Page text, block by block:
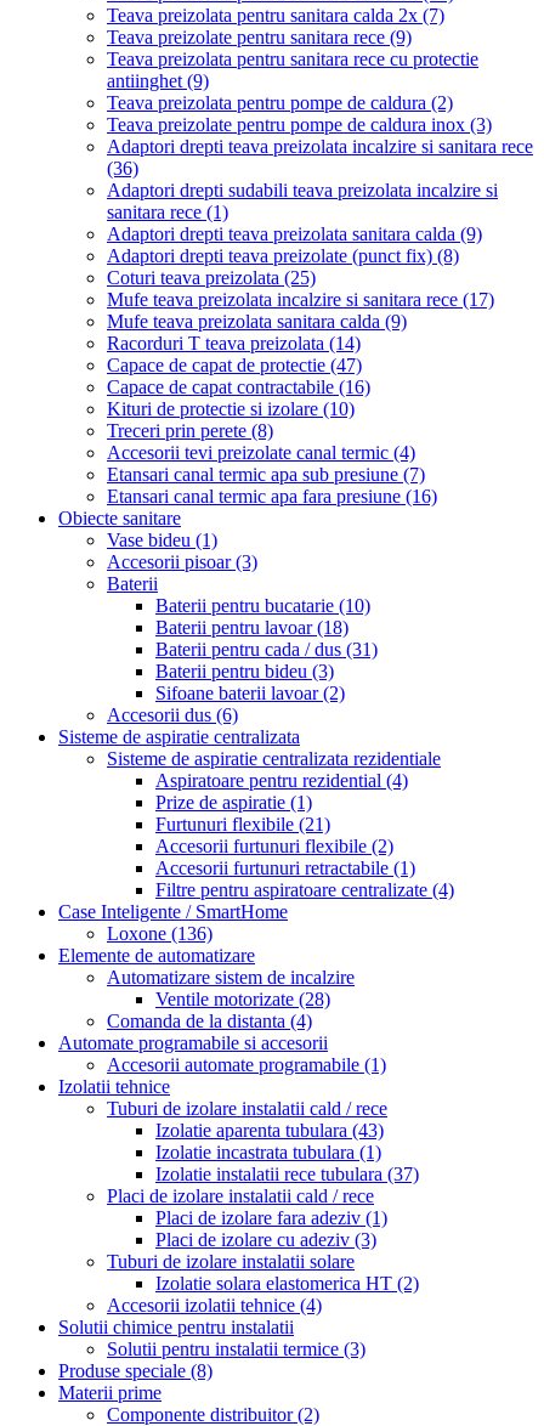
Teava preizolata pentru sanitara calda 2x (7)
Teava preizolate pentru sanitara rece (9)
Teava preizolata pentru sanitara rece cu protectie
antiinghet (9)
Teava preizolata pentru pompe de caldura (2)
Teava preizolate pentru pompe de caldura inox (3)
Adaptori drepti teava preizolata incalzire si sanitara rece
(36)
Adaptori drepti sudabili teava preizolata incalzire si
sanitara rece (1)
Adaptori drepti teava preizolata sanitara calda (9)
Adaptori drepti teava preizolate (punct fix) (8)
Coturi teava preizolata (25)
Mufe teava preizolata incalzire si sanitara rece (17)
Mufe teava preizolata sanitara calda (9)
Racorduri T teava preizolata (14)
Capace de capat de protectie (47)
Capace de capat contractabile (16)
Kituri de protectie si izolare (10)
Treceri prin perete (8)
Accesorii tevi preizolate canal termic (4)
Etansari canal termic apa sub presiune (7)
Etansari canal termic apa fara presiune (16)
Obiecte sanitare
Vase bideu (1)
Accesorii pisoar(3)
Baterii
Baterii pentru bucatarie (10)
Baterii pentru lavoar(18)
Baterii pentru cada / dus (31)
Baterii pentru bideu (3)
Sifoane baterii lavoar(2)
Accesorii dus (6)
Sisteme de aspiratie centralizata
Sisteme de aspiratie centralizata rezidentiale
Aspiratoare pentru rezidential (4)
Prize de aspiratie (1)
Furtunuri flexibile (21)
Accesorii furtunuri flexibile (2)
Accesorii furtunuri retractabile (1)
Filtre pentru aspiratoare centralizate (4)
Case Inteligente / SmartHome
Loxone (136)
Elemente de automatizare
Automatizare sistem de incalzire
Ventile motorizate (28)
Comanda de la distanta (4)
Automate programabile si accesorii
Accesorii automate programabile (1)
Izolatii tehnice
Tuburi de izolare instalatii cald / rece
Izolatie aparenta tubulara (43)
Izolatie incastrata tubulara (1)
Izolatie instalatii rece tubulara (37)
Placi de izolare instalatii cald / rece
Placi de izolare fara adeziv (1)
Placi de izolare cu adeziv (3)
Tuburi de izolare instalatii solare
Izolatie solara elastomerica HT (2)
Accesorii izolatii tehnice (4)
Solutii chimice pentru instalatii
Solutii pentru instalatii termice (3)
Produse speciale (8)
Materii prime
Componente distribuitor(2)